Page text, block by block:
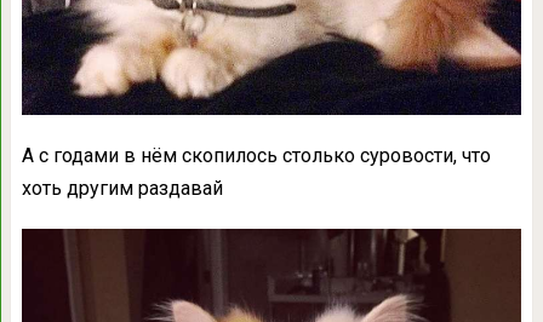
А с годами в нём скопилось столько суровости, что
хоть другим раздавай